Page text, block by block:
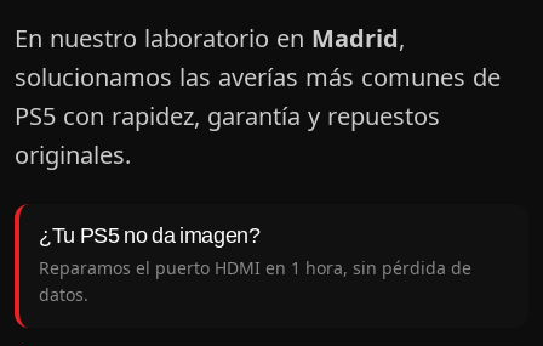
En nuestro laboratorio en Madrid,
solucionamos las averías más comunes de
PS5 con rapidez, garantía y repuestos
originales.
¿Tu PS5 no da imagen?
Reparamos el puerto HDMI en 1 hora, sin pérdida de
datos.